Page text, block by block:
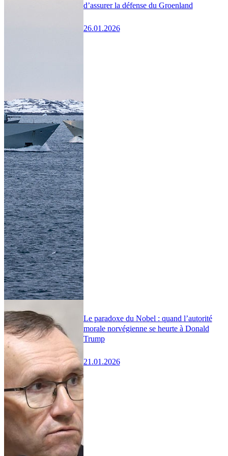
d’assurer la défense du Groenland
26.01.2026
Le paradoxe du Nobel : quand l’autorité
morale norvégienne se heurte à Donald
Trump
21.01.2026